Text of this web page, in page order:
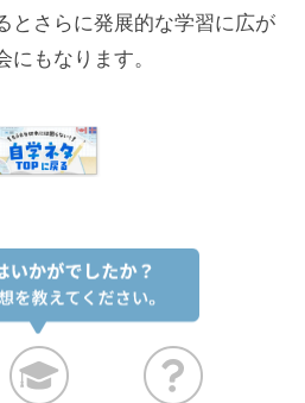
とさらに発展的な学習に広が
にもなります。